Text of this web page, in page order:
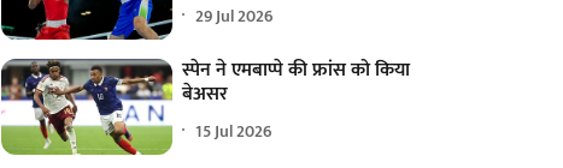
29 Jul 2026
स्पेन ने एमबाप्पे की फ्रांस को किया
बेअसर
15 Jul 2026